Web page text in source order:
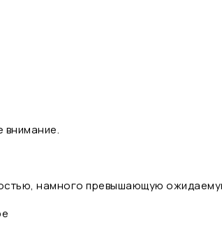
внимание.
намного превышающую